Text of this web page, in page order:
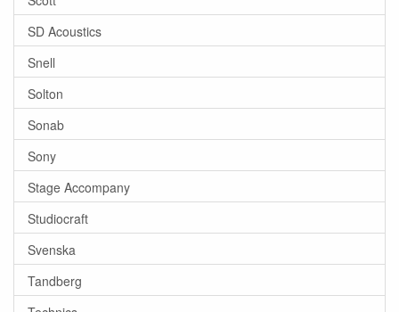
SD Acoustics
Snell
Solton
Sonab
Sony
Stage Accompany
Studiocraft
Svenska
Tandberg